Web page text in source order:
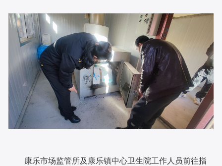
康乐市场监管所及康乐镇中心卫生院工作人员前往指